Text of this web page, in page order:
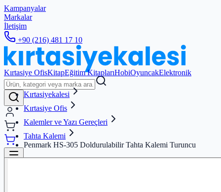
Kampanyalar
Markalar
İletişim
+90 (216) 481 17 10
Kırtasiye OfisKitapEğitim KitaplarıHobiOyuncakElektronik
Kırtasiyekalesi
Kırtasiye Ofis
Kalemler ve Yazı Gereçleri
Tahta Kalemi
Penmark HS-305 Doldurulabilir Tahta Kalemi Turuncu